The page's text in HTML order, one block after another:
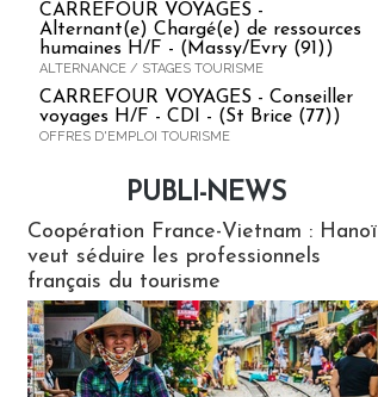
CARREFOUR VOYAGES -
Alternant(e) Chargé(e) de ressources
humaines H/F - (Massy/Evry (91))
ALTERNANCE / STAGES TOURISME
CARREFOUR VOYAGES - Conseiller
voyages H/F - CDI - (St Brice (77))
OFFRES D'EMPLOI TOURISME
PUBLI-NEWS
Coopération France-Vietnam : Hanoï
veut séduire les professionnels
français du tourisme